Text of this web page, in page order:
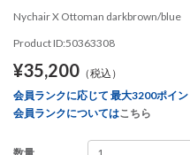
Nychair X Ottoman darkbrown/blue
Product ID:50363308
¥35,200 （税込）
会員ランクに応じて 最大3200ポイ
会員ランクについてはこちら